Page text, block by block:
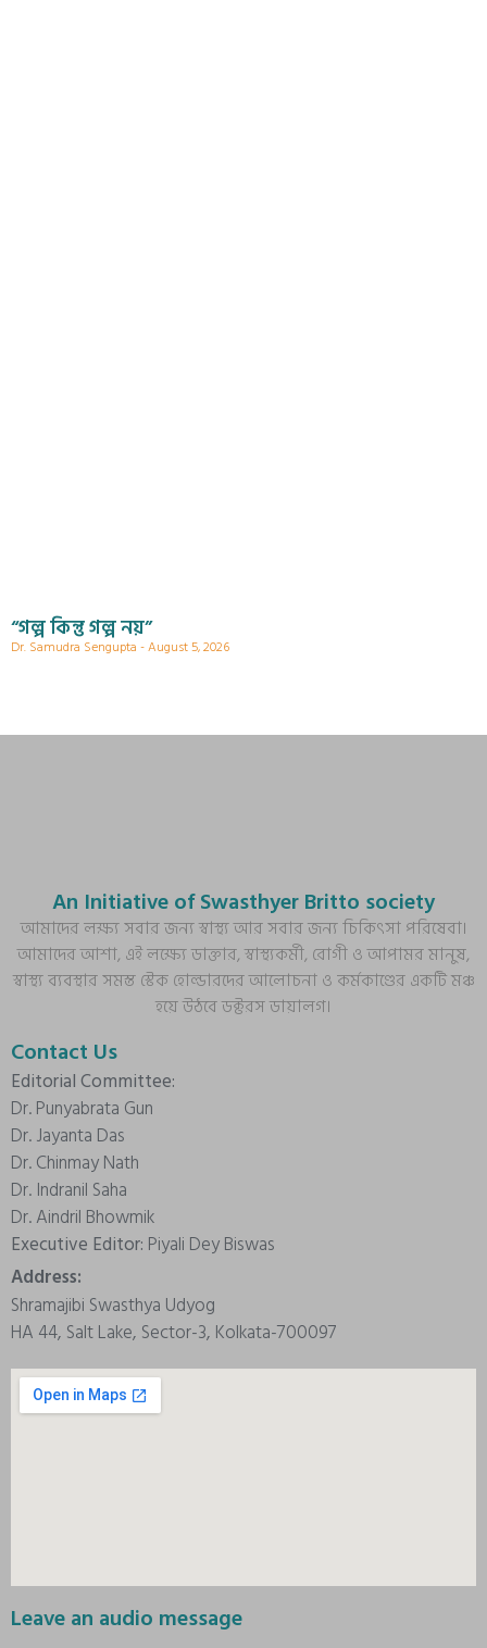
“গল্প কিন্তু গল্প নয়”
Dr. Samudra Sengupta August 5, 2026
An Initiative of Swasthyer Britto society
আমাদের লক্ষ্য সবার জন্য স্বাস্থ্য আর সবার জন্য চিকিৎসা পরিষেবা।
আমাদের আশা, এই লক্ষ্যে ডাক্তার, স্বাস্থ্যকর্মী, রোগী ও আপামর মানুষ,
স্বাস্থ্য ব্যবস্থার সমস্ত স্টেক হোল্ডারদের আলোচনা ও কর্মকাণ্ডের একটি মঞ্চ
হয়ে উঠবে ডক্টরস ডায়ালগ।
Contact Us
Editorial Committee:
Dr. Punyabrata Gun
Dr. Jayanta Das
Dr. Chinmay Nath
Dr. Indranil Saha
Dr. Aindril Bhowmik
Executive Editor: Piyali Dey Biswas
Address:
Shramajibi Swasthya Udyog
HA 44, Salt Lake, Sector-3, Kolkata-700097
Leave an audio message